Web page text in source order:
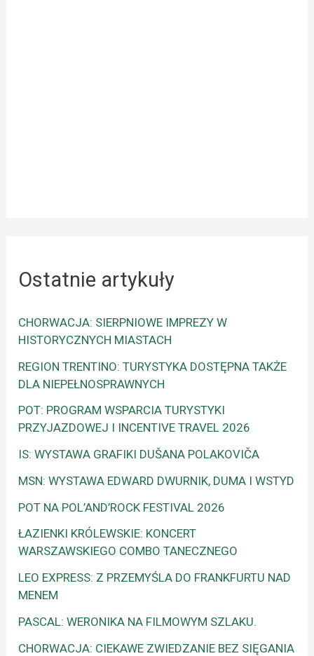
Ostatnie artykuły
CHORWACJA: SIERPNIOWE IMPREZY W
HISTORYCZNYCH MIASTACH
REGION TRENTINO: TURYSTYKA DOSTĘPNA TAKŻE
DLA NIEPEŁNOSPRAWNYCH
POT: PROGRAM WSPARCIA TURYSTYKI
PRZYJAZDOWEJ I INCENTIVE TRAVEL 2026
IS: WYSTAWA GRAFIKI DUŠANA POLAKOVIČA
MSN: WYSTAWA EDWARD DWURNIK, DUMA I WSTYD
POT NA POL’AND’ROCK FESTIVAL 2026
ŁAZIENKI KRÓLEWSKIE: KONCERT
WARSZAWSKIEGO COMBO TANECZNEGO
LEO EXPRESS: Z PRZEMYŚLA DO FRANKFURTU NAD
MENEM
PASCAL: WERONIKA NA FILMOWYM SZLAKU.
CHORWACJA: CIEKAWE ZWIEDZANIE BEZ SIĘGANIA